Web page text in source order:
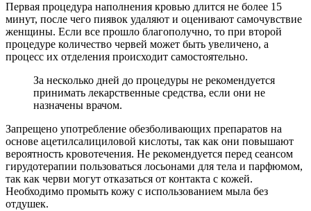
Первая процедура наполнения кровью длится не более 15
минут, после чего пиявок удаляют и оценивают самочувствие
женщины. Если все прошло благополучно, то при второй
процедуре количество червей может быть увеличено, а
процесс их отделения происходит самостоятельно.
За несколько дней до процедуры не рекомендуется
принимать лекарственные средства, если они не
назначены врачом.
Запрещено употребление обезболивающих препаратов на
основе ацетилсалициловой кислоты, так как они повышают
вероятность кровотечения. Не рекомендуется перед сеансом
гирудотерапии пользоваться лосьонами для тела и парфюмом,
так как черви могут отказаться от контакта с кожей.
Необходимо промыть кожу с использованием мыла без
отдушек.